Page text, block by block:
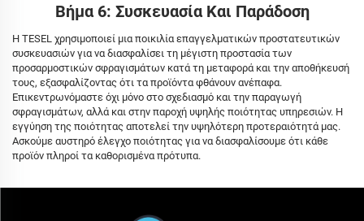
Βήμα 6: Συσκευασία Και Παράδοση
Η TESEL χρησιμοποιεί μια ποικιλία επαγγελματικών προστατευτικών
συσκευασιών για να διασφαλίσει τη μέγιστη προστασία των
προσαρμοστικών σφραγισμάτων κατά τη μεταφορά και την αποθήκευσή
τους, εξασφαλίζοντας ότι τα προϊόντα φθάνουν ανέπαφα.
Επικεντρωνόμαστε όχι μόνο στο σχεδιασμό και την παραγωγή
σφραγισμάτων, αλλά και στην παροχή υψηλής ποιότητας υπηρεσιών. Η
εγγύηση της ποιότητας αποτελεί την υψηλότερη προτεραιότητά μας.
Ασκούμε αυστηρό έλεγχο ποιότητας για να διασφαλίσουμε ότι κάθε
προϊόν πληροί τα καθορισμένα πρότυπα.